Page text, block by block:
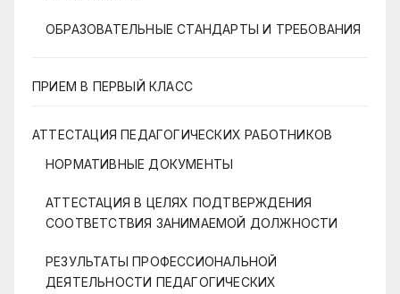
ОБРАЗОВАТЕЛЬНЫЕ СТАНДАРТЫ И ТРЕБОВАНИЯ
ПРИЕМ В ПЕРВЫЙ КЛАСС
АТТЕСТАЦИЯ ПЕДАГОГИЧЕСКИХ РАБОТНИКОВ
НОРМАТИВНЫЕ ДОКУМЕНТЫ
АТТЕСТАЦИЯ В ЦЕЛЯХ ПОДТВЕРЖДЕНИЯ
СООТВЕТСТВИЯ ЗАНИМАЕМОЙ ДОЛЖНОСТИ
РЕЗУЛЬТАТЫ ПРОФЕССИОНАЛЬНОЙ
ДЕЯТЕЛЬНОСТИ ПЕДАГОГИЧЕСКИХ